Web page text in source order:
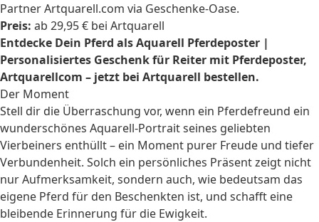
Partner Artquarell.com via Geschenke-Oase.
Preis: ab 29,95 € bei Artquarell
Entdecke Dein Pferd als Aquarell Pferdeposter |
Personalisiertes Geschenk für Reiter mit Pferdeposter,
Artquarellcom – jetzt bei Artquarell bestellen.
Der Moment
Stell dir die Überraschung vor, wenn ein Pferdefreund ein
wunderschönes Aquarell-Portrait seines geliebten
Vierbeiners enthüllt – ein Moment purer Freude und tiefer
Verbundenheit. Solch ein persönliches Präsent zeigt nicht
nur Aufmerksamkeit, sondern auch, wie bedeutsam das
eigene Pferd für den Beschenkten ist, und schafft eine
bleibende Erinnerung für die Ewigkeit.